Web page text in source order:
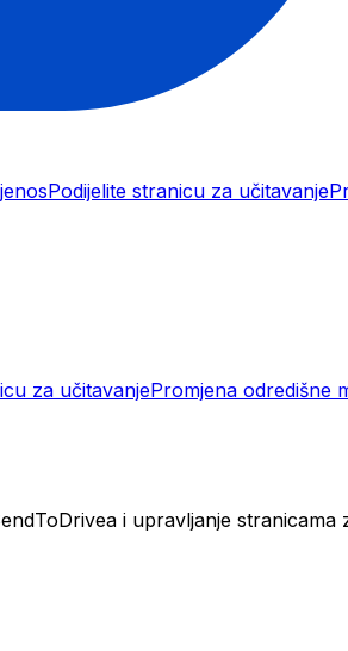
Podijelite stranicu za učitavanje
za učitavanjePromjena odredišne
i upravljanje stranicama